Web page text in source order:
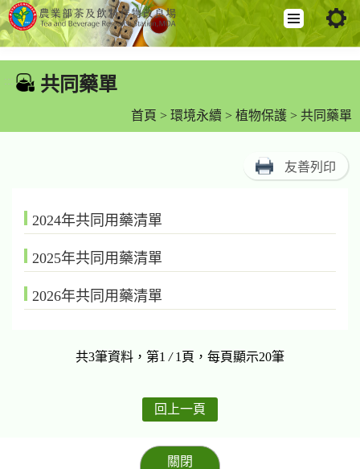
內
::: 共同藥單
首頁 > 環境永續 > 植物保護 > 共同藥單
友善列印
2024年共同用藥清單
2025年共同用藥清單
2026年共同用藥清單
共3筆資料，第1 /1頁，每頁顯示20筆
回上一頁
關閉